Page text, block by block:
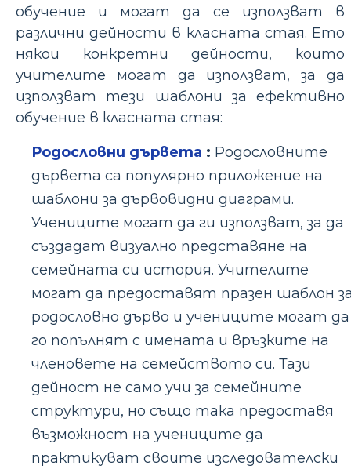
обучение и могат да се използват в
различни дейности в класната стая. Ето
някои конкретни дейности, които
учителите могат да използват, за да
използват тези шаблони за ефективно
обучение в класната стая:
Родословни дървета : Родословните
дървета са популярно приложение на
шаблони за дървовидни диаграми.
Учениците могат да ги използват, за да
създадат визуално представяне на
семейната си история. Учителите
могат да предоставят празен шаблон
родословно дърво и учениците могат да
го попълнят с имената и връзките на
членовете на семейството си. Тази
дейност не само учи за семейните
структури, но също така предоставя
възможност на учениците да
практикуват своите изследователски